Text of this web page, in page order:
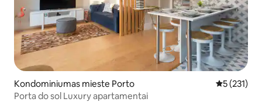
Kondominiumas mieste Porto Vidutinis
5 (231)
Porta do sol Luxury apartamentai